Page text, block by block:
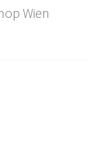
Wien